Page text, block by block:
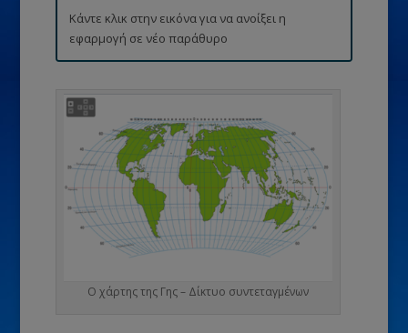
Κάντε κλικ στην εικόνα για να ανοίξει η
εφαρμογή σε νέο παράθυρο
Ο χάρτης της Γης – Δίκτυο συντεταγμένων